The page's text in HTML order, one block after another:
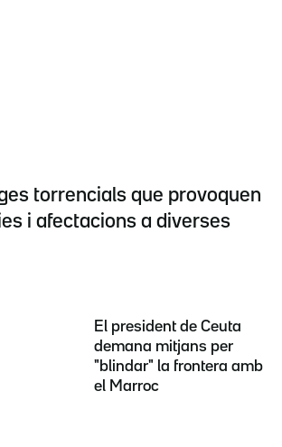
torrencials que provoquen
i afectacions a diverses
El president de Ceuta
demana mitjans per
"blindar" la frontera amb
el Marroc